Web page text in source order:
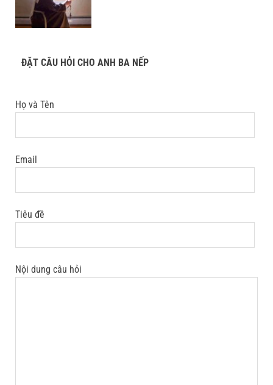
ĐẶT CÂU HỎI CHO ANH BA NẾP
Họ và Tên
Email
Tiêu đề
Nội dung câu hỏi